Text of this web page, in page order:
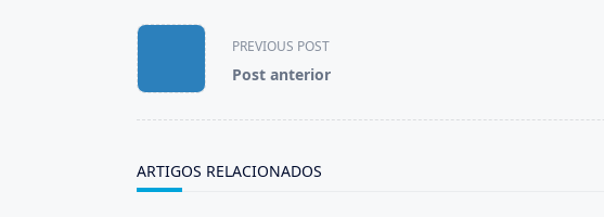
<span
class="nav-
subtitle
screen-
text">Page</span>
PREVIOUS POST
Post anterior
ARTIGOS RELACIONADOS